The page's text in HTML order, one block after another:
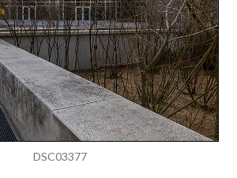
DSC03377